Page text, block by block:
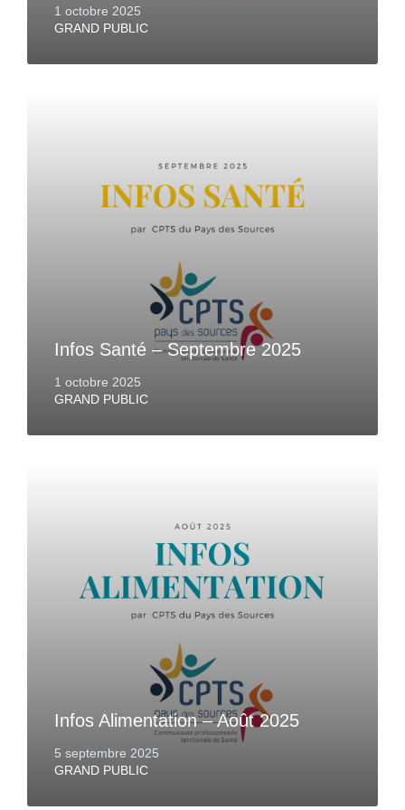
1 octobre 2025
GRAND PUBLIC
Infos Santé – Septembre 2025
1 octobre 2025
GRAND PUBLIC
Infos Alimentation – Août 2025
5 septembre 2025
GRAND PUBLIC